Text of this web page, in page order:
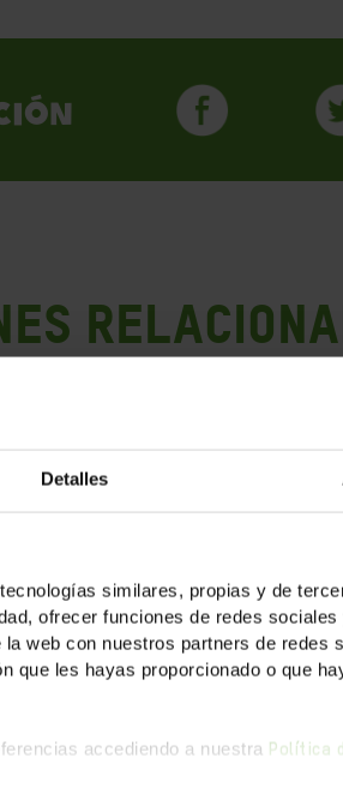
Detalles
similares, propias y de
ofrecer funciones de redes
web con nuestros partners de redes
que les hayas proporcionado o que
accediendo a nuestra Política